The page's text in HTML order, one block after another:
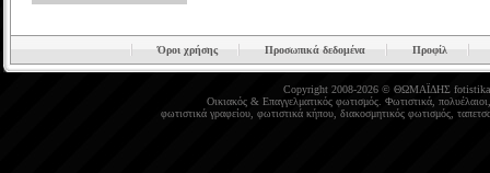
Όροι χρήσης Προσωπικά δεδομένα Προφίλ
Copyright 2008-2026 © ΘΩΜΑΪΔΗΣ
Οικιακός& Επαγγελματικός φωτισμός. Φωτιστικά, πολυέλαιοι
φωτιστικά γραφείου, φωτιστικά κήπου, διακοσμητικός φωτισμός,